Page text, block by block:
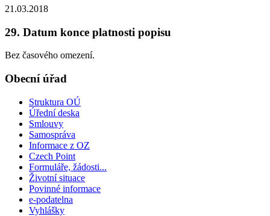
21.03.2018
29. Datum konce platnosti popisu
Bez časového omezení.
Obecní úřad
Struktura OÚ
Úřední deska
Smlouvy
Samospráva
Informace z OZ
Czech Point
Formuláře, žádosti...
Životní situace
Povinné informace
e-podatelna
Vyhlášky